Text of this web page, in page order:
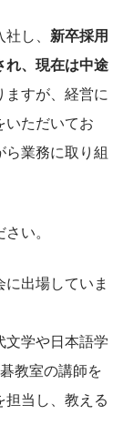
し、 新卒採用
れ、現在は中途
ますが、経営に
いただいてお
業務に取り組
い。
出場していま
文学や日本語学
教室の講師を
当し、教える